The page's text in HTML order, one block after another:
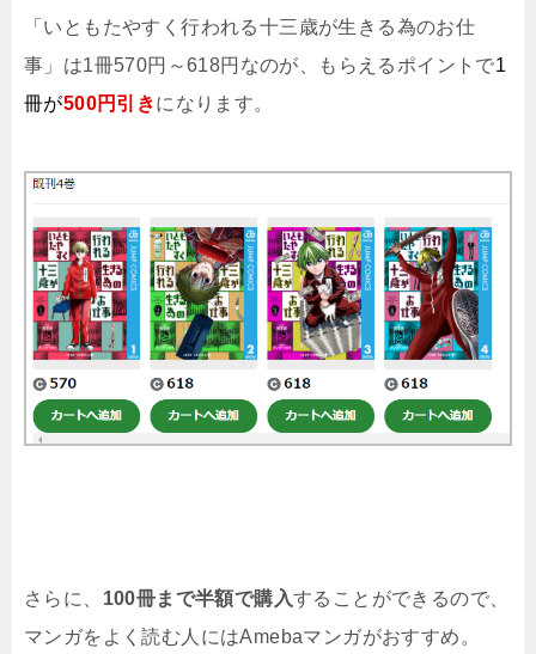
「いともたやすく行われる十三歳が生きる為のお仕
事」は1冊570円～618円なのが、もらえるポイントで1
冊が500円引きになります。
さらに、 100冊まで半額で購入することができるので、
マンガをよく読む人にはAmebaマンガがおすすめ。